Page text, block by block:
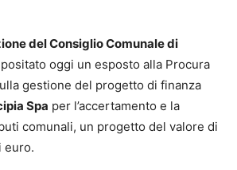
del Consiglio Comunale di
oggi un esposto alla Procura
gestione del progetto di finanza
Spa per l’accertamento e la
comunali, un progetto del valore di
euro.